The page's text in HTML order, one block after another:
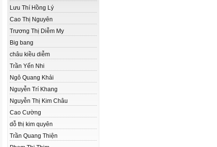
Lưu Thí Hồng Lý
Cao Thị Nguyên
Trương Thị Diễm My
Big bang
châu kiều diễm
Trần Yến Nhi
Ngô Quang Khải
Nguyễn Trí Khang
Nguyễn Thị Kim Châu
Cao Cường
dỗ thị kim quyên
Trần Quang Thiện